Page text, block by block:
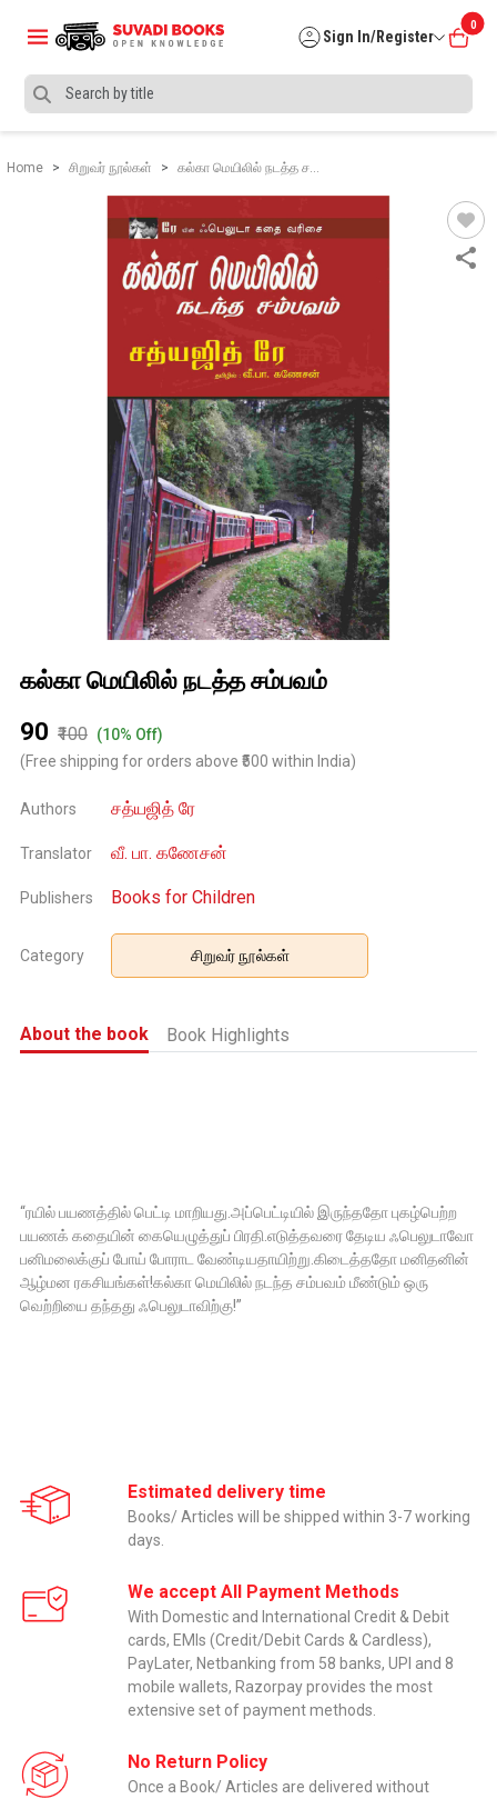
Sign In/Register
0
Home சிறுவர் நூல்கள் கல்கா மெயிலில் நடத்த ச…
கல்கா மெயிலில் நடத்த சம்பவம்
₹90 ₹100 (10% Off)
(Free shipping for orders above ₹500 within India)
Authors சத்யஜித் ரே
Translator வீ. பா. கணேசன்
Publishers Books for Children
Category சிறுவர் நூல்கள்
About the book Book Highlights
“ரயில் பயணத்தில் பெட்டி மாறியது.அப்பெட்டியில் இருந்ததோ புகழ்பெற்ற
பயணக் கதையின் கையெழுத்துப் பிரதி.எடுத்தவரை தேடிய ஃபெலுடாவோ
பனிமலைக்குப் போய் போராட வேண்டியதாயிற்று.கிடைத்ததோ மனிதனின்
ஆழ்மன ரகசியங்கள்!கல்கா மெயிலில் நடந்த சம்பவம் மீண்டும் ஒரு
வெற்றியை தந்தது ஃபெலுடாவிற்கு!”
Estimated delivery time
Books/ Articles will be shipped within 3-7 working
days.
We accept All Payment Methods
With Domestic and International Credit & Debit
cards, EMIs (Credit/Debit Cards & Cardless),
PayLater, Netbanking from 58 banks, UPI and 8
mobile wallets, Razorpay provides the most
extensive set of payment methods.
No Return Policy
Once a Book/ Articles are delivered without